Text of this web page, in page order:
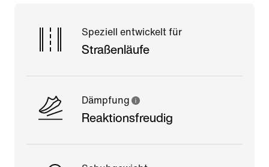
Speziell entwickelt für
Straßenläufe
Dämpfung
Reaktionsfreudig